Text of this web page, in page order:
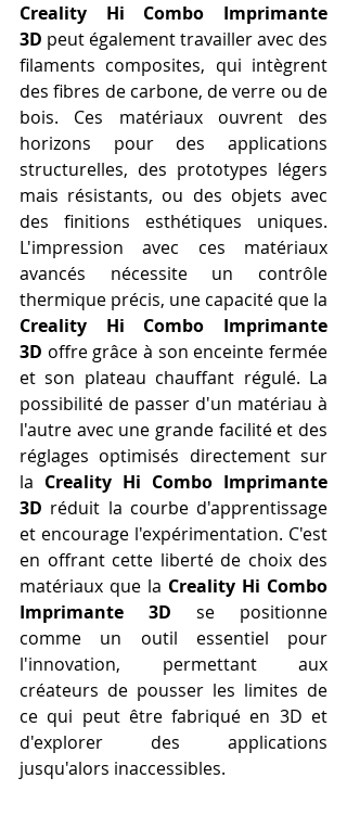
Creality Hi Combo Imprimante
3D peut également travailler avec des
filaments composites, qui intègrent
des fibres de carbone, de verre ou de
bois. Ces matériaux ouvrent des
horizons pour des applications
structurelles, des prototypes légers
mais résistants, ou des objets avec
des finitions esthétiques uniques.
L'impression avec ces matériaux
avancés nécessite un contrôle
Creality Hi Combo Imprimante
3D offre grâce à son enceinte fermée
et son plateau chauffant régulé. La
possibilité de passer d'un matériau à
l'autre avec une grande facilité et des
réglages optimisés directement sur
la Creality Hi Combo Imprimante
3D réduit la courbe d'apprentissage
et encourage l'expérimentation. C'est
en offrant cette liberté de choix des
matériaux que la Creality Hi Combo
Imprimante 3D se positionne
comme un outil essentiel pour
l'innovation, permettant aux
créateurs de pousser les limites de
ce qui peut être fabriqué en 3D et
d'explorer des applications
jusqu'alors inaccessibles.